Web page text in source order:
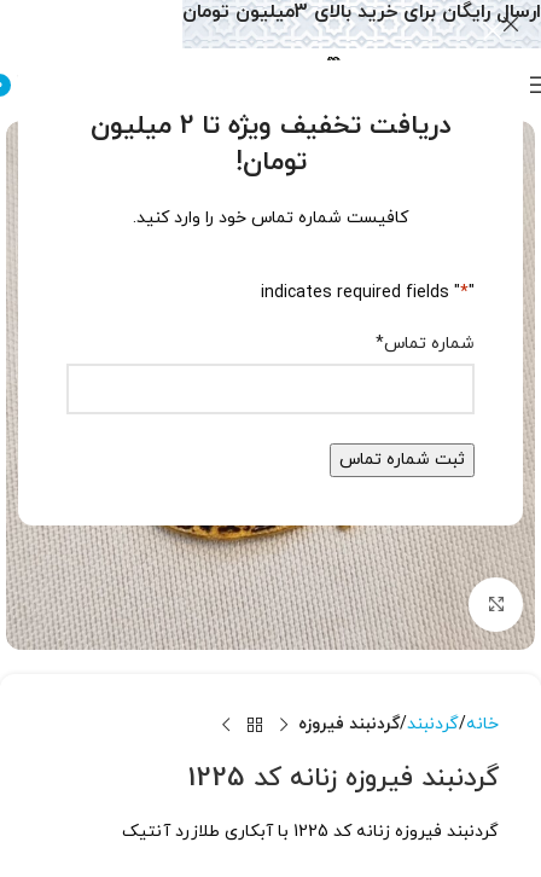
دریافت تخفیف ویژه تا 2 میلیون
تومان!
کافیست شماره تماس خود را وارد کنید.
"
*
" indicates required fields
شماره تماس*
برای بزرگنمایی کلیک کنید
خانه گردنبند گردنبند فیروزه
گردنبند فیروزه زنانه کد 1225
گردنبند فیروزه زنانه کد 1225 با آبکاری طلازرد آنتیک
ارسال رایگان برای خرید بالای 3میلیون تومان